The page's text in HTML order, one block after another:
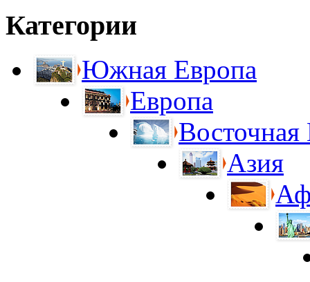
Категории
Южная Европа
Европа
Восточная
Азия